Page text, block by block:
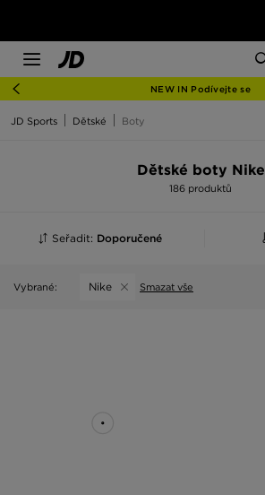
NEW IN Podívejte se
JD Sports Dětské Boty
Dětské boty Nike
186 produktů
Seřadit: Doporučené
Vybrané: Nike Smazat vše